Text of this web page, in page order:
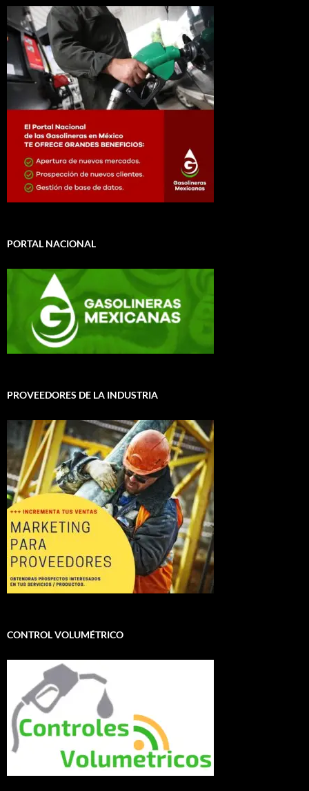
PORTAL NACIONAL
PROVEEDORES DE LA INDUSTRIA
CONTROL VOLUMÉTRICO